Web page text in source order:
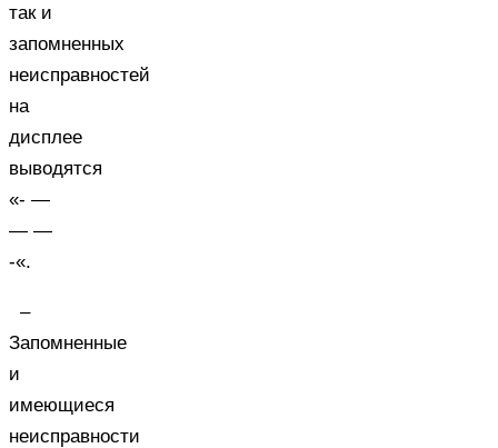
так и
запомненных
неисправностей
на
дисплее
выводятся
«- —
— —
-«.
–
Запомненные
и
имеющиеся
неисправности